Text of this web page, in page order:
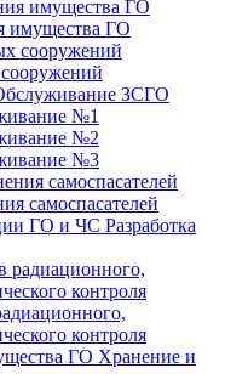
имущества ГО
ЗСГО
№1
№2
№3
самоспасателей
Разработка
контроля
Хранение и